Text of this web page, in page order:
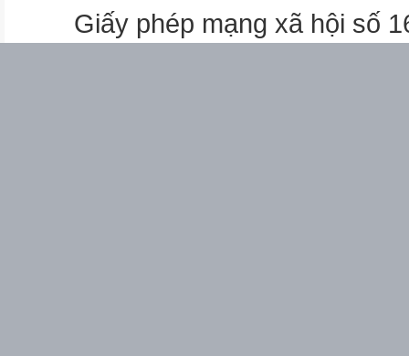
Giấy phép mạng xã hội số